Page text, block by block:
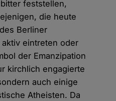
feststellen,
die heute
Berliner
eintreten oder
der Emanzipation
kirchlich engagierte
auch einige
Atheisten. Da